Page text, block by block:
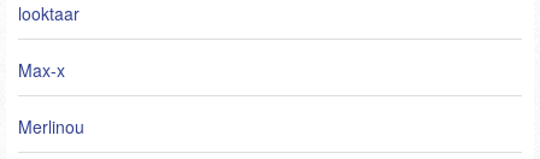
looktaar
Max-x
Merlinou